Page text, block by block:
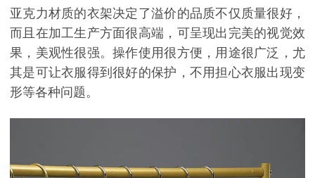
亚克力材质的衣架决定了溢价的品质不仅质量很好，
而且在加工生产方面很高端，可呈现出完美的视觉效
果，美观性很强。操作使用很方便，用途很广泛，尤
其是可让衣服得到很好的保护，不用担心衣服出现变
形等各种问题。